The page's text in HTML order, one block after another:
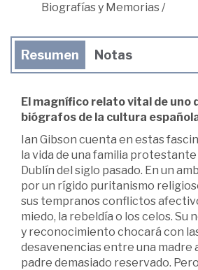
Biografías y Memorias/
Resumen Notas
El magnífico relato vital de uno
biógrafos de la cultura
Ian Gibson cuenta en estas
la vida de una familia
Dublín del siglo pasado. En un
por un rígido puritanismo
sus tempranos conflictos
miedo, la rebeldía o los celos. Su
y reconocimiento chocará con
desavenencias entre una madre
padre demasiado reservado.